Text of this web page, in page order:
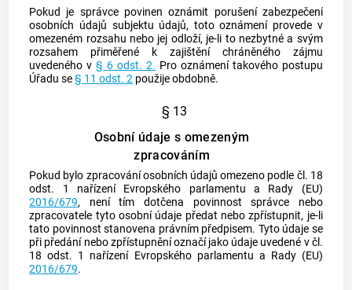
Pokud je správce povinen oznámit porušení zabezpečení
osobních údajů subjektu údajů, toto oznámení provede v
omezeném rozsahu nebo jej odloží, je-li to nezbytné a svým
rozsahem přiměřené k zajištění chráněného zájmu
uvedeného v§ 6 odst. 2. Pro oznámení takového postupu
Úřadu se§ 11 odst. 2 použije obdobně.
§ 13
Osobní údaje s omezeným
zpracováním
Pokud bylo zpracování osobních údajů omezeno podle čl. 18
odst. 1 nařízení Evropského parlamentu a Rady (EU)
2016/679, není tím dotčena povinnost správce nebo
zpracovatele tyto osobní údaje předat nebo zpřístupnit, je-li
tato povinnost stanovena právním předpisem. Tyto údaje se
při předání nebo zpřístupnění označí jako údaje uvedené v čl.
18 odst. 1 nařízení Evropského parlamentu a Rady (EU)
2016/679.